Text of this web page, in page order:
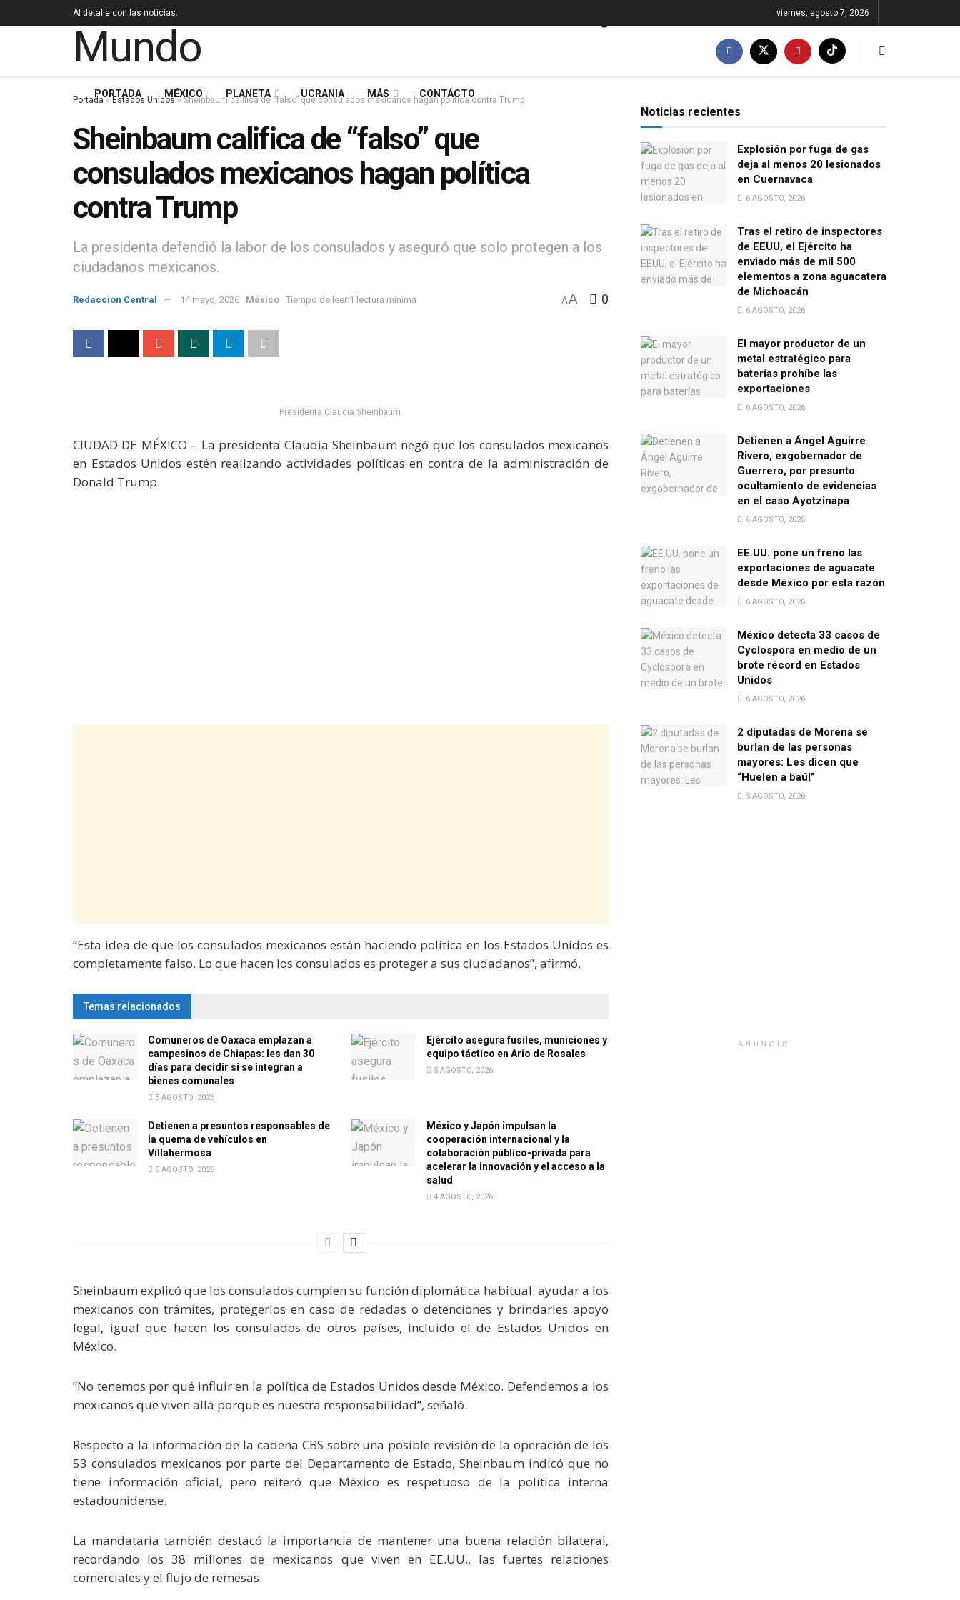
Al detalle con las noticias. viernes, agosto 7, 2026
PORTADA MÉXICO PLANETA UCRANIA MÁS CONTÁCTO
Portada» Estados Unidos» Sheinbaum califica de “falso” que consulados mexicanos hagan política contra Trump
Sheinbaum califica de “falso” que
consulados mexicanos hagan política
contra Trump
La presidenta defendió la labor de los consulados y aseguró que solo protegen a los
ciudadanos mexicanos.
Redaccion Central 14 mayo, 2026 México Tiempo de leer:1 lectura mínima AA 0
Presidenta Claudia Sheinbaum.
CIUDAD DE MÉXICO – La presidenta Claudia Sheinbaum negó que los consulados mexicanos
en Estados Unidos estén realizando actividades políticas en contra de la administración de
Donald Trump.
“Esta idea de que los consulados mexicanos están haciendo política en los Estados Unidos es
completamente falso. Lo que hacen los consulados es proteger a sus ciudadanos”, afirmó.
Temas relacionados
Comuneros de Oaxaca emplazan a
campesinos de Chiapas: les dan 30
días para decidir si se integran a
bienes comunales
5 AGOSTO, 2026
Ejército asegura fusiles, municiones y
equipo táctico en Ario de Rosales
5 AGOSTO, 2026
Detienen a presuntos responsables de
la quema de vehículos en
Villahermosa
5 AGOSTO, 2026
México y Japón impulsan la
cooperación internacional y la
colaboración público-privada para
acelerar la innovación y el acceso a la
salud
4 AGOSTO, 2026
Sheinbaum explicó que los consulados cumplen su función diplomática habitual: ayudar a los
mexicanos con trámites, protegerlos en caso de redadas o detenciones y brindarles apoyo
legal, igual que hacen los consulados de otros países, incluido el de Estados Unidos en
México.
“No tenemos por qué influir en la política de Estados Unidos desde México. Defendemos a los
mexicanos que viven allá porque es nuestra responsabilidad”, señaló.
Respecto a la información de la cadena CBS sobre una posible revisión de la operación de los
53 consulados mexicanos por parte del Departamento de Estado, Sheinbaum indicó que no
tiene información oficial, pero reiteró que México es respetuoso de la política interna
estadounidense.
La mandataria también destacó la importancia de mantener una buena relación bilateral,
recordando los 38 millones de mexicanos que viven en EE.UU., las fuertes relaciones
comerciales y el flujo de remesas.
Noticias recientes
Explosión por fuga de gas
deja al menos 20 lesionados
en Cuernavaca
6 AGOSTO, 2026
Tras el retiro de inspectores
de EEUU, el Ejército ha
enviado más de mil 500
elementos a zona aguacatera
de Michoacán
6 AGOSTO, 2026
El mayor productor de un
metal estratégico para
baterías prohíbe las
exportaciones
6 AGOSTO, 2026
Detienen a Ángel Aguirre
Rivero, exgobernador de
Guerrero, por presunto
ocultamiento de evidencias
en el caso Ayotzinapa
6 AGOSTO, 2026
EE.UU. pone un freno las
exportaciones de aguacate
desde México por esta razón
6 AGOSTO, 2026
México detecta 33 casos de
Cyclospora en medio de un
brote récord en Estados
Unidos
6 AGOSTO, 2026
2 diputadas de Morena se
burlan de las personas
mayores: Les dicen que
“Huelen a baúl”
5 AGOSTO, 2026
ANUNCIO